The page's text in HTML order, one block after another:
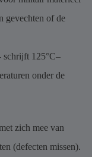
gevechten of de
schrijft 125°C–
onder de
zich mee van
(defecten missen).